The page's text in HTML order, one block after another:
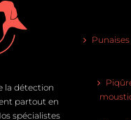
la détection
partout en
spécialistes